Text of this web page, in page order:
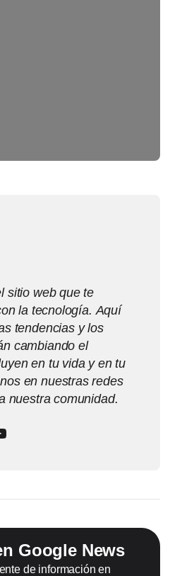
sitio web que te
la tecnología. Aquí
tendencias y los
cambiando el
en tu vida y en tu
en nuestras redes
nuestra comunidad.
Google News
de información en